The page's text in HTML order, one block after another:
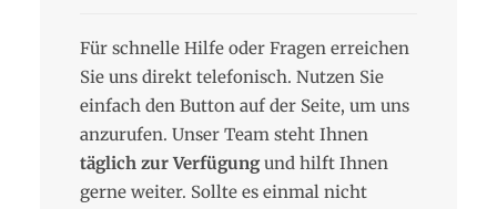
Für schnelle Hilfe oder Fragen erreichen
Sie uns direkt telefonisch. Nutzen Sie
einfach den Button auf der Seite, um uns
anzurufen. Unser Team steht Ihnen
täglich zur Verfügungund hilft Ihnen
gerne weiter. Sollte es einmal nicht